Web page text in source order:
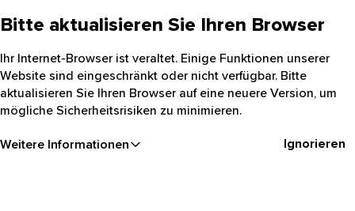
Bitte aktualisieren Sie Ihren Browser
Ihr Internet-Browser ist veraltet. Einige Funktionen unserer
Website sind eingeschränkt oder nicht verfügbar. Bitte
aktualisieren Sie Ihren Browser auf eine neuere Version, um
mögliche Sicherheitsrisiken zu minimieren.
Weitere Informationen Ignorieren